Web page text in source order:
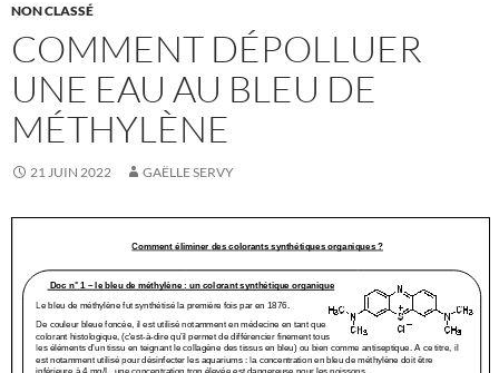
NON CLASSÉ
COMMENT DÉPOLLUER
UNE EAU AU BLEU DE
MÉTHYLÈNE
21 JUIN 2022 GAËLLE SERVY